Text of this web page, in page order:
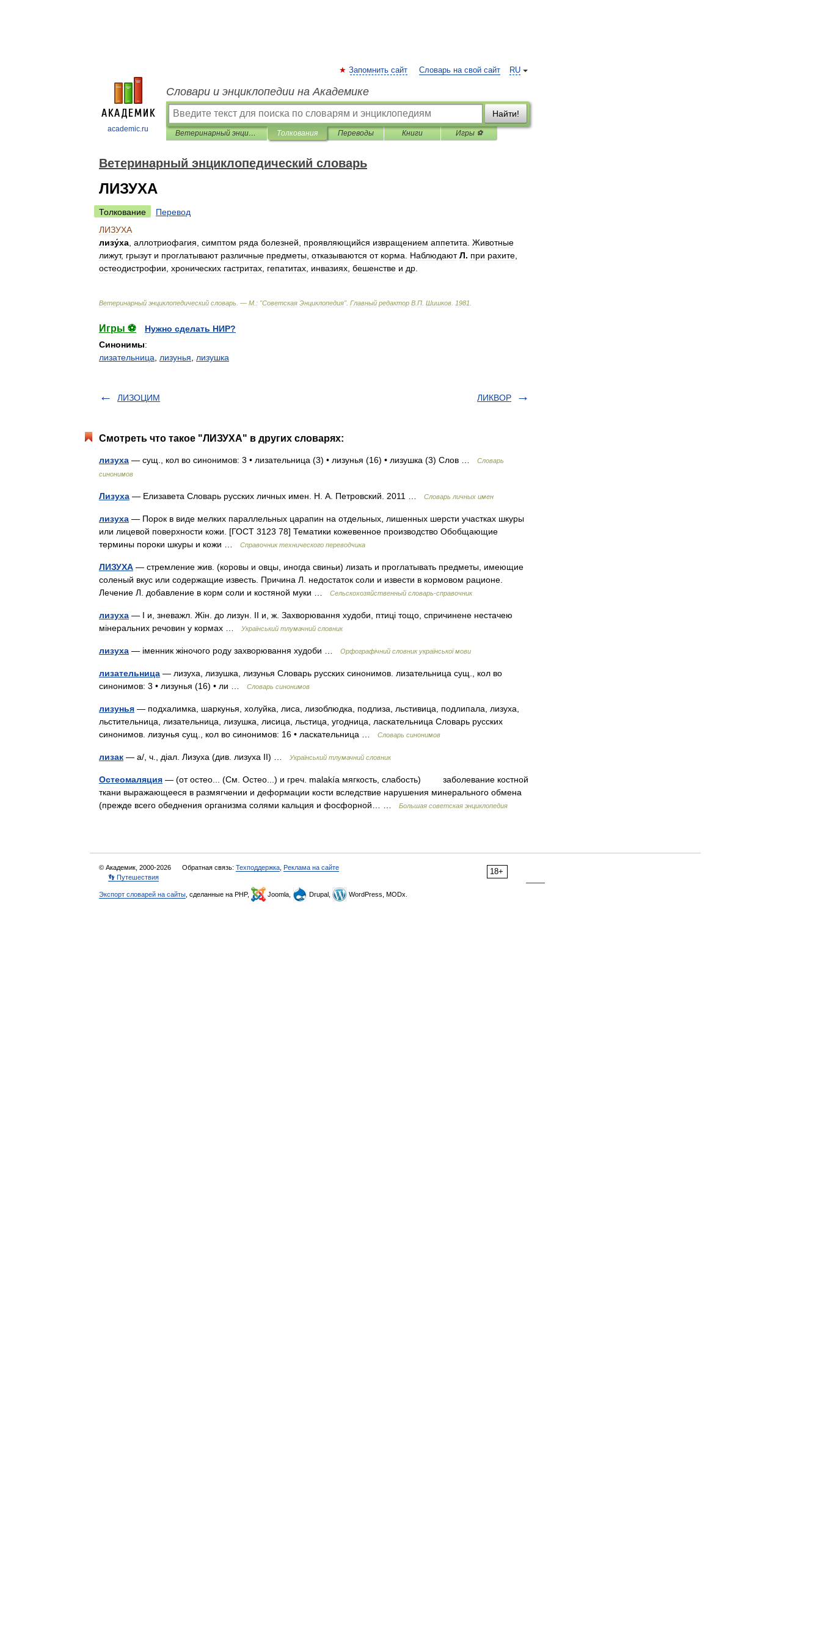
academic.ru
RU
Запомнить сайт Словарь на свой сайт
Словари и энциклопедии на Академике
Найти!
Ветеринарный энциклопедический словарь Толкования Переводы Книги Игры ⚽
Ветеринарный энциклопедический словарь
ЛИЗУХА
Толкование
Перевод
ЛИЗУХА
лизу́ха аллотриофагия симптом ряда болезней проявляющийся извращением аппетита Животные
лижут, грызут и проглатывают различные предметы отказываются от корма Наблюдают Л. при рахите
остеодистрофии хронических гастритах гепатитах инвазиях бешенстве и др
Ветеринарный энциклопедический словарь . — М : "Советская Энциклопедия". Главный редактор В П Шишков 1981
Игры ⚽
Нужно сделать НИР?
Синонимы:
лизательница
лизунья лизушка
ЛИЗОЦИМ ЛИКВОР
Смотреть что такое "ЛИЗУХА" в других словарях:
лизуха — сущ., кол во синонимов: 3 • лизательница (3) • лизунья (16) • лизушка (3) Слов …
Словарь
синонимов
Лизуха — Елизавета Словарь русских личных имен. Н. А. Петровский. 2011 … Словарь личных имен
лизуха — Порок в виде мелких параллельных царапин на отдельных, лишенных шерсти участках шкуры
или лицевой поверхности кожи. [ГОСТ 3123 78] Тематики кожевенное производство Обобщающие
термины пороки шкуры и кожи …
Справочник технического переводчика
ЛИЗУХА — стремление жив. (коровы и овцы, иногда свиньи) лизать и проглатывать предметы, имеющие
соленый вкус или содержащие известь. Причина Л. недостаток соли и извести в кормовом рационе.
Лечение Л. добавление в корм соли и костяной муки …
Сельскохозяйственный словарь-справочник
лизуха — I и, зневажл. Жін. до лизун. II и, ж. Захворювання худоби, птиці тощо, спричинене нестачею
мінеральних речовин у кормах …
Український тлумачний словник
лизуха — іменник жіночого роду захворювання худоби … Орфографічний словник української мови
лизательница — лизуха, лизушка, лизунья Словарь русских синонимов. лизательница сущ., кол во
синонимов: 3 • лизунья (16) • ли …
Словарь синонимов
лизунья — подхалимка, шаркунья, холуйка, лиса, лизоблюдка, подлиза, льстивица, подлипала, лизуха,
льстительница, лизательница, лизушка, лисица, льстица, угодница, ласкательница Словарь русских
синонимов. лизунья сущ., кол во синонимов: 16 • ласкательница …
Словарь синонимов
лизак — а/, ч., діал. Лизуха (див. лизуха II) … Український тлумачний словник
Остеомаляция — (от остео... (См. Ocтeo...) и греч. malakía мягкость, слабость) заболевание костной
ткани выражающееся в размягчении и деформации кости вследствие нарушения минерального обмена
(прежде всего обеднения организма солями кальция и фосфорной… …
Большая советская энциклопедия
18+
© Академик, 2000-2026 Обратная связь: Техподдержка Реклама на сайте
👣 Путешествия
Экспорт словарей на сайты , сделанные на PHP, Joomla, Drupal, WordPress, MODx.